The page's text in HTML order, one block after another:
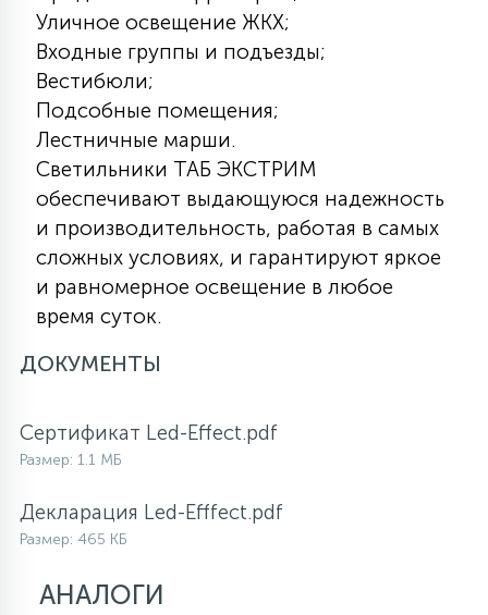
Уличное освещение ЖКХ;
Входные группы и подъезды;
Вестибюли;
Подсобные помещения;
Лестничные марши.
Светильники ТАБ ЭКСТРИМ
обеспечивают выдающуюся надежность
и производительность, работая в самых
сложных условиях, и гарантируют яркое
и равномерное освещение в любое
время суток.
ДОКУМЕНТЫ
Сертификат Led-Effect.pdf
Размер: 1.1 МБ
Декларация Led-Efffect.pdf
Размер: 465 КБ
АНАЛОГИ